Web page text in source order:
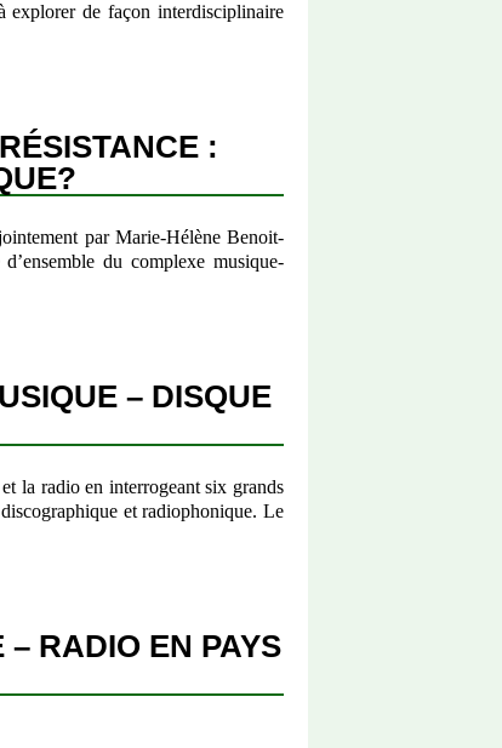
de façon interdisciplinaire
:
par Marie-Hélène Benoit-
du complexe musique-
– DISQUE
la radio en interrogeant six grands
et radiophonique. Le
RADIO EN PAYS